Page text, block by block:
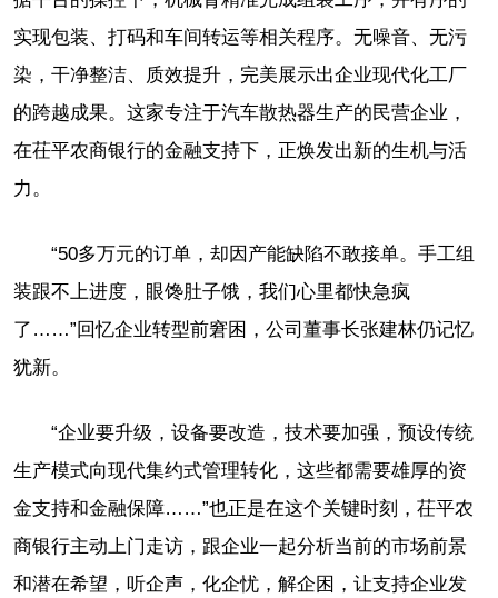
实现包装、打码和车间转运等相关程序。无噪音、无污
染，干净整洁、质效提升，完美展示出企业现代化工厂
的跨越成果。这家专注于汽车散热器生产的民营企业，
在茌平农商银行的金融支持下，正焕发出新的生机与活
力。
“50多万元的订单，却因产能缺陷不敢接单。手工组
装跟不上进度，眼馋肚子饿，我们心里都快急疯
了……”回忆企业转型前窘困，公司董事长张建林仍记忆
犹新。
“企业要升级，设备要改造，技术要加强，预设传统
生产模式向现代集约式管理转化，这些都需要雄厚的资
金支持和金融保障……”也正是在这个关键时刻，茌平农
商银行主动上门走访，跟企业一起分析当前的市场前景
和潜在希望，听企声，化企忧，解企困，让支持企业发